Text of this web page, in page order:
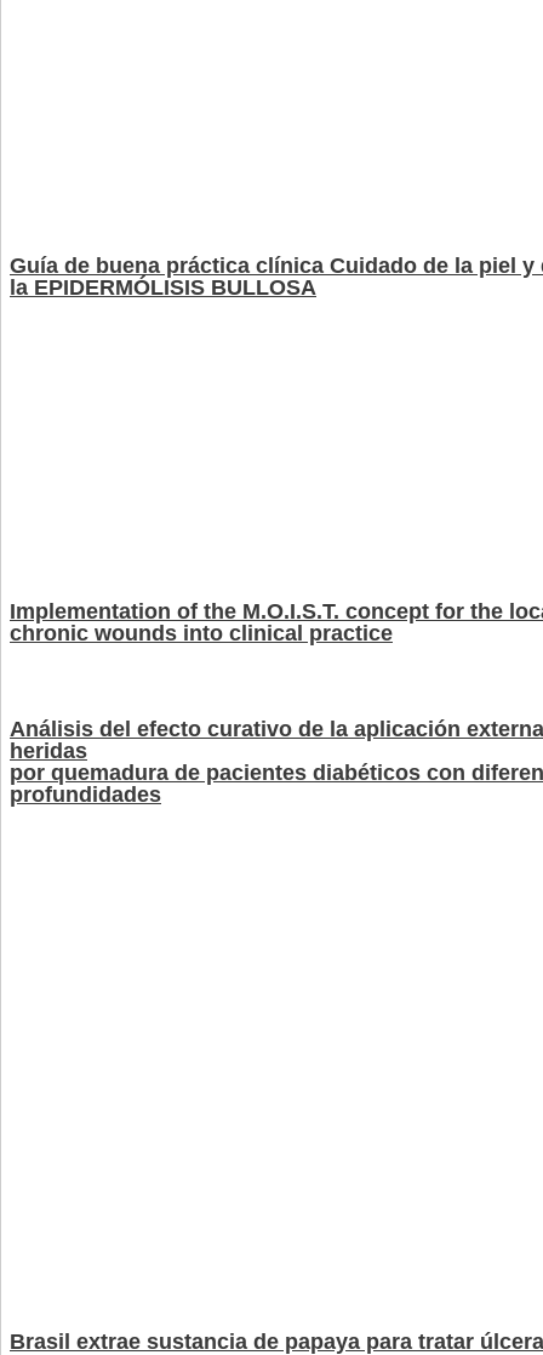
Guía de buena práctica clínica Cuidado de la piel y
la EPIDERMÓLISIS BULLOSA
Implementation of the M.O.I.S.T. concept for the
chronic wounds into clinical practice
Análisis del efecto curativo de la aplicación
heridas
por quemadura de pacientes diabéticos con
profundidades
Brasil extrae sustancia de papaya para tratar